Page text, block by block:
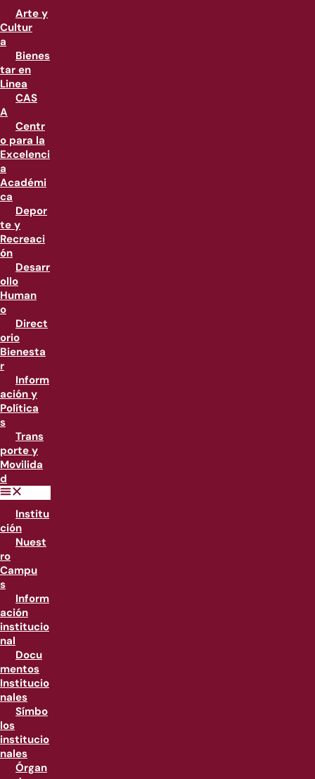
Arte y
Cultur
a
Bienes
tar en
Linea
CAS
A
Centr
o para la
Excelenci
a
Académi
ca
Depor
te y
Recreaci
ón
Desarr
ollo
Human
o
Direct
orio
Bienesta
r
Inform
ación y
Política
s
Trans
porte y
Movilida
d
Institu
ción
Nuest
ro
Campu
s
Inform
ación
institucio
nal
Docu
mentos
Institucio
nales
Símbo
los
institucio
nales
Órgan